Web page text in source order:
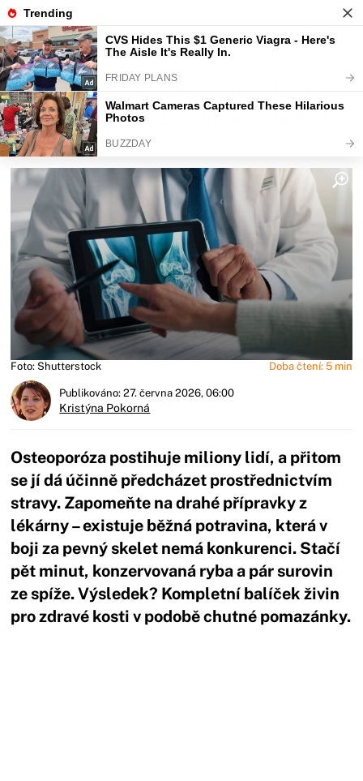
Fajntip.cz Magazín
Toto je nejlepší jídlo proti řídnutí
kostí. Hotové je bleskem a chutná
skvěle
Foto: Shutterstock Doba čtení: 5 min
Publikováno: 27. června 2026, 06:00
Kristýna Pokorná
Osteoporóza postihuje miliony lidí, a přitom
se jí dá účinně předcházet prostřednictvím
stravy. Zapomeňte na drahé přípravky z
lékárny – existuje běžná potravina, která v
boji za pevný skelet nemá konkurenci. Stačí
pět minut, konzervovaná ryba a pár surovin
ze spíže. Výsledek? Kompletní balíček živin
pro zdravé kosti v podobě chutné pomazánky.